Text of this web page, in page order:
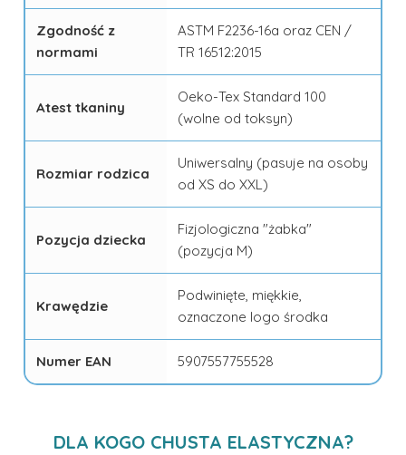
Zgodność z
normami
ASTM F2236-16a oraz CEN /
TR 16512:2015
Atest tkaniny
Oeko-Tex Standard 100
(wolne od toksyn)
Rozmiar rodzica
Uniwersalny (pasuje na osoby
od XS do XXL)
Pozycja dziecka
Fizjologiczna "żabka"
(pozycja M)
Krawędzie
Podwinięte, miękkie,
oznaczone logo środka
Numer EAN 5907557755528
DLA KOGO CHUSTA ELASTYCZNA?